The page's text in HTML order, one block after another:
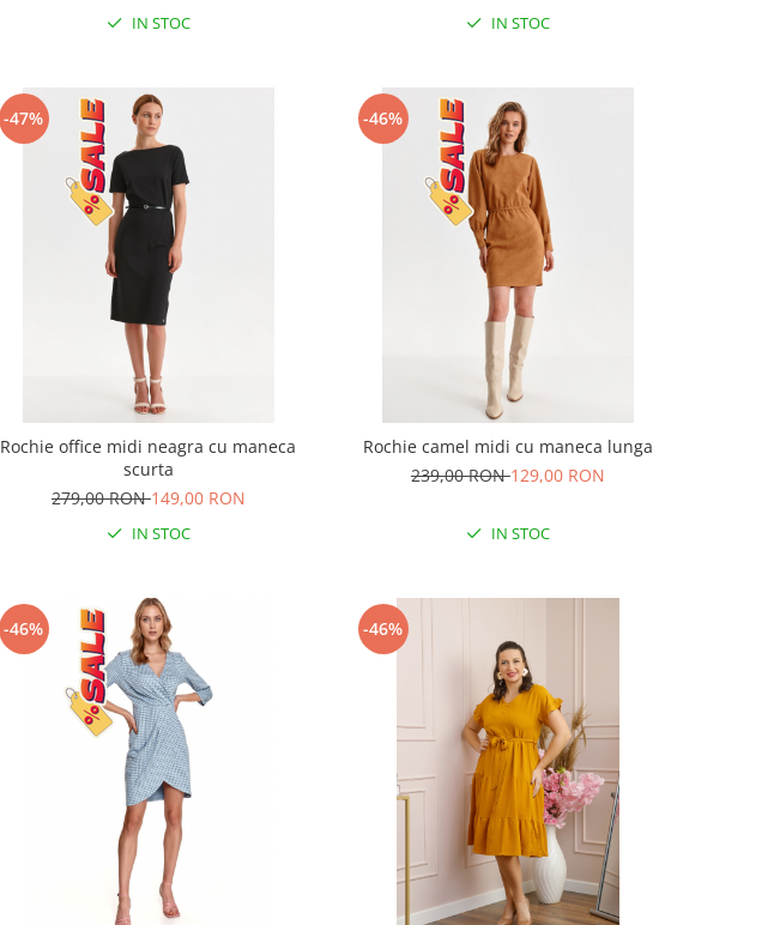
IN STOC IN STOC
-47%
Rochie office midi neagra cu maneca
scurta
279,00 RON149,00 RON
IN STOC
-46%
Rochie camel midi cu maneca lunga
239,00 RON129,00 RON
IN STOC
-46% -46%